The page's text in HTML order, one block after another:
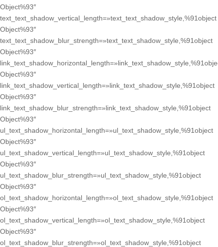
Object%93″
text_text_shadow_vertical_length=»text_text_shadow_style,%91object
Object%93″
text_text_shadow_blur_strength=»text_text_shadow_style,%91object
Object%93″
Object%93″
link_text_shadow_vertical_length=»link_text_shadow_style,%91object
Object%93″
link_text_shadow_blur_strength=»link_text_shadow_style,%91object
Object%93″
ul_text_shadow_horizontal_length=»ul_text_shadow_style,%91object
Object%93″
ul_text_shadow_vertical_length=»ul_text_shadow_style,%91object
Object%93″
ul_text_shadow_blur_strength=»ul_text_shadow_style,%91object
Object%93″
ol_text_shadow_horizontal_length=»ol_text_shadow_style,%91object
Object%93″
ol_text_shadow_vertical_length=»ol_text_shadow_style,%91object
Object%93″
ol_text_shadow_blur_strength=»ol_text_shadow_style,%91object